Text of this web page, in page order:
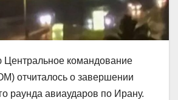
Центральное командование
отчиталось о завершении
раунда авиаударов по Ирану.